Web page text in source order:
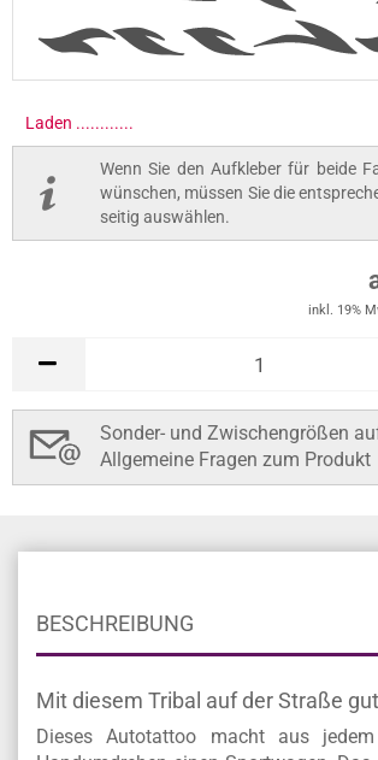
Laden .............
Wenn Sie den Aufkleber für beide
wünschen, müssen Sie die
seitig auswählen.
inkl. 19%
Sonder- und Zwischengrößen
Allgemeine Fragen zum Produkt
BESCHREIBUNG
Mit diesem Tribal auf der Straße
Dieses Autotattoo macht aus